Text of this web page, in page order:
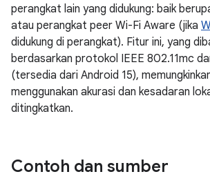
perangkat lain yang didukung: baik
atau perangkat peer Wi-Fi Aware (jika
didukung di perangkat). Fitur ini, yang
berdasarkan protokol IEEE 802.11mc
(tersedia dari Android 15),
menggunakan akurasi dan kesadaran
ditingkatkan.
Contoh dan sumber